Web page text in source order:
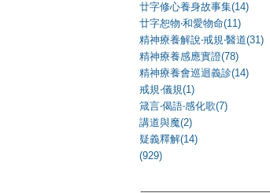
廿字修心養身故事集(14)
廿字恕物‧和愛物命(11)
精神療養解說‧戒規‧醫道(31)
精神療養感應實證(78)
精神療養會巡迴義診(14)
戒規‧儀規(1)
箴言‧偈語‧感化歌(7)
講道與魔(2)
疑義釋解(14)
(929)